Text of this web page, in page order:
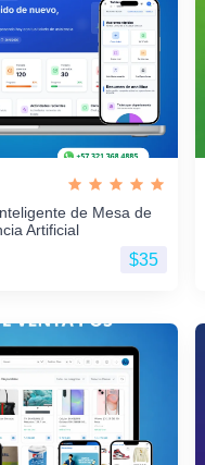
de Mesa de
Artificial
$35